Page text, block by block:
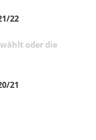
22
oder die
21